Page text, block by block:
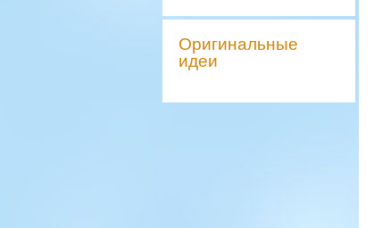
Оригинальные
идеи